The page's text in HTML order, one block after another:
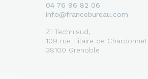
04 76 96 82 06
info@francebureau.com
ZI Technisud,
109 rue Hilaire de Chardonnet
38100 Grenoble